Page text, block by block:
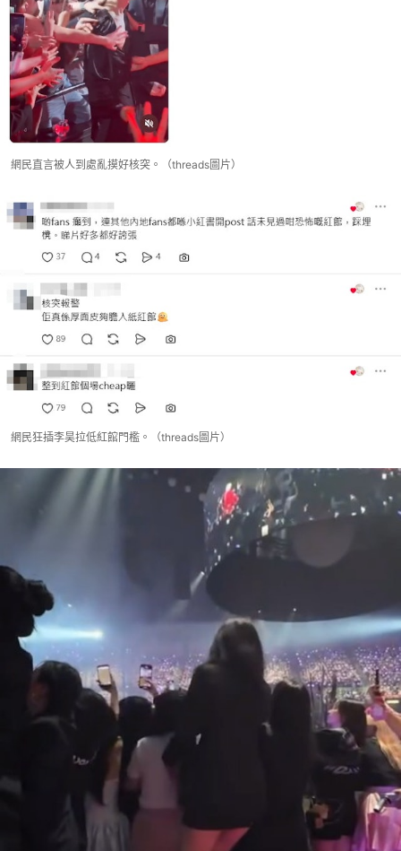
網民直言被人到處亂摸好核突。（threads圖片）
網民狂插李昊拉低紅館門檻。（threads圖片）